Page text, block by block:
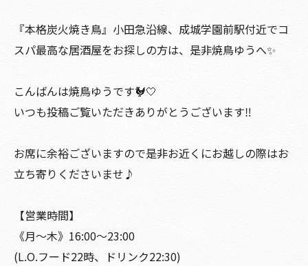
『本格炭火焼き鳥』小田急沿線、成城学園前駅付近でコ
スパ最高な居酒屋をお探しの方は、是非焼鳥ゆうへ✨
こんばんは焼鳥ゆうです🐓🤍
いつも投稿ご覧いただきありがとうございます‼️
お席に余裕ございますので是非お近くにお越しの際はお
立ち寄りくださいませ♪
【営業時間】
《月〜木》16:00〜23:00
(L.O.フード22時、ドリンク22:30)